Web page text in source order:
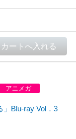
アニメガ
」Blu-ray Vol．3